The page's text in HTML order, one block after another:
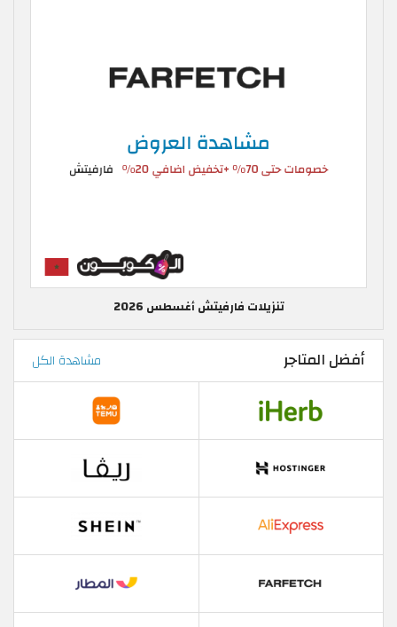
تنزيلات فارفيتش أغسطس 2026
أفضل المتاجر مشاهدة الكل